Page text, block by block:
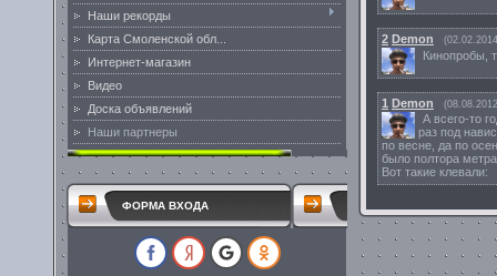
Наши рекорды
Карта Смоленской обл...
Интернет-магазин
Видео
Доска объявлений
Наши партнеры
ФОРМА ВХОДА
2 Demon
Кинопробы,
1 Demon
А всего-то
раз под
по весне, да по
было полтора
Вот такие клевали: